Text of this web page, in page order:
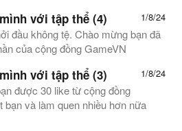
1/8/24
với tập thể (4)
đầu không tệ. Chào mừng bạn đã
của cộng đồng GameVN
1/8/24
với tập thể (3)
được 30 like từ cộng đồng
bạn và làm quen nhiều hơn nữa